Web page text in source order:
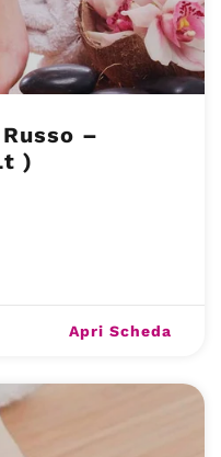
–
)
Apri Scheda